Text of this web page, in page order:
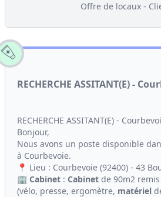
Offre de locaux -
RECHERCHE ASSITANT(E) -
RECHERCHE ASSITANT(E) -
Bonjour,
Nous avons un poste disponible
à Courbevoie.
📍 Lieu : Courbevoie (92400) - 43
🏢 Cabinet : Cabinet de 90m2
(vélo, presse, ergomètre, matériel